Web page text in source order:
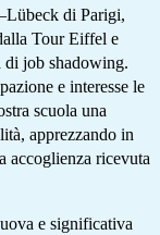
di Parigi,
Tour Eiffel e
di job shadowing.
e interesse le
scuola una
apprezzando in
accoglienza ricevuta
e significativa